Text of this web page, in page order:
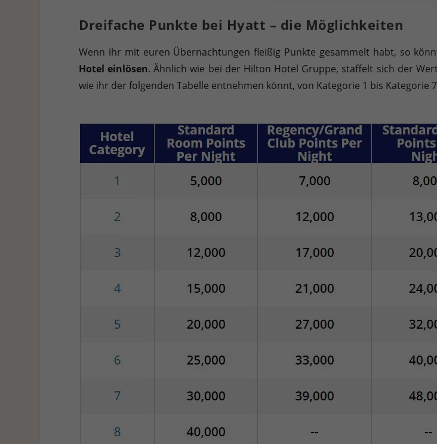
Dreifache Punkte bei Hyatt – die Möglichkeiten
Wenn ihr mit euren Übernachtungen fleißig Punkte gesammelt habt, so
Hotel einlösen. Ähnlich wie bei der Hilton Hotel Gruppe, staffelt sich der
wie ihr der folgenden Tabelle entnehmen könnt, von Kategorie 1 bis Kategorie 7